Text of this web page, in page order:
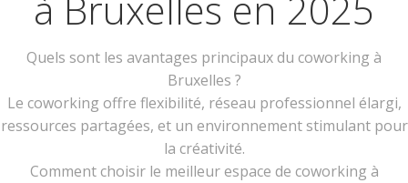
Quels sont les avantages principaux du coworking à
Bruxelles ?
Le coworking offre flexibilité, réseau professionnel élargi,
ressources partagées, et un environnement stimulant pour
la créativité.
Comment choisir le meilleur espace de coworking à